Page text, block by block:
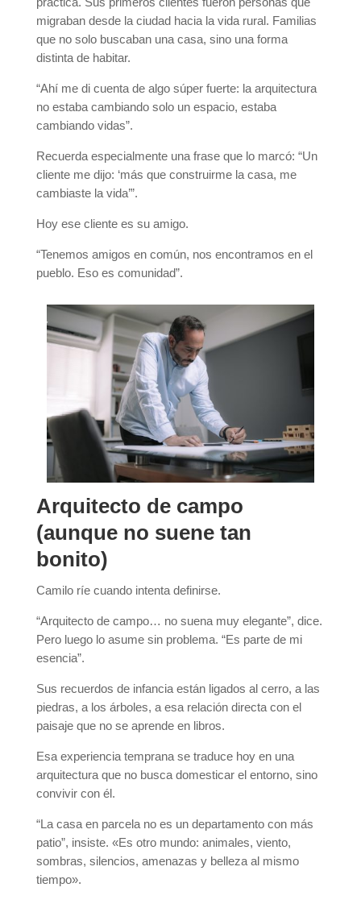
migraban desde la ciudad hacia la vida rural. Familias
que no solo buscaban una casa, sino una forma
distinta de habitar.
“Ahí me di cuenta de algo súper fuerte: la arquitectura
no estaba cambiando solo un espacio, estaba
cambiando vidas”.
Recuerda especialmente una frase que lo marcó: “Un
cliente me dijo: ‘más que construirme la casa, me
cambiaste la vida’”.
Hoy ese cliente es su amigo.
“Tenemos amigos en común, nos encontramos en el
pueblo. Eso es comunidad”.
Arquitecto de campo
(aunque no suene tan
bonito)
Camilo ríe cuando intenta definirse.
“Arquitecto de campo… no suena muy elegante”, dice.
Pero luego lo asume sin problema. “Es parte de mi
esencia”.
Sus recuerdos de infancia están ligados al cerro, a las
piedras, a los árboles, a esa relación directa con el
paisaje que no se aprende en libros.
Esa experiencia temprana se traduce hoy en una
arquitectura que no busca domesticar el entorno, sino
convivir con él.
“La casa en parcela no es un departamento con más
patio”, insiste. «Es otro mundo: animales, viento,
sombras, silencios, amenazas y belleza al mismo
tiempo».